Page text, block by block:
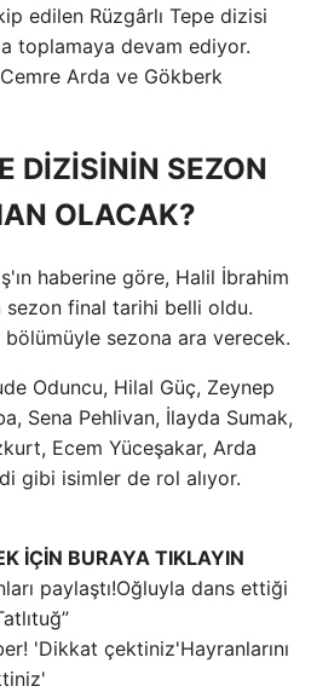
edilen Rüzgârlı Tepe dizisi
toplamaya devam ediyor.
Arda ve Gökberk
DİZİSİNİN SEZON
OLACAK?
haberine göre, Halil İbrahim
sezon final tarihi belli oldu.
sezona ara verecek.
Oduncu, Hilal Güç, Zeynep
Sena Pehlivan, İlayda Sumak,
Ecem Yüceşakar, Arda
gibi isimler de rol alıyor.
İÇİN BURAYA TIKLAYIN
Oğluyla dans ettiği
Hayranlarını